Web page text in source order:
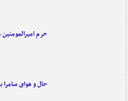
حرم
حال و هوای سامرا